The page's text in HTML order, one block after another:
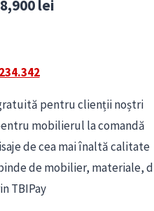
Prețul
lei.
8,900leiPrețul
pentru clienții noștri
mobilierul la comandă
de cea mai înaltă calitate
de mobilier, materiale,
TBIPay